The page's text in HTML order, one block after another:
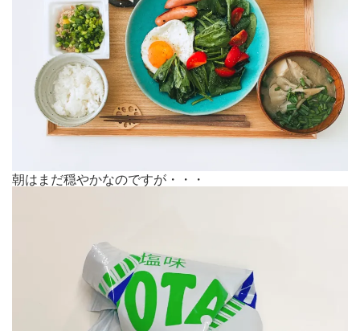
朝はまだ穏やかなのですが・・・